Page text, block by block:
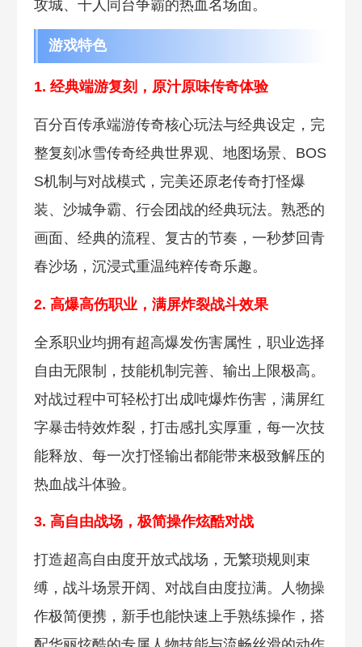
攻城、千人同台争霸的热血名场面。
游戏特色
1. 经典端游复刻，原汁原味传奇体验
百分百传承端游传奇核心玩法与经典设定，完
整复刻冰雪传奇经典世界观、地图场景、BOS
S机制与对战模式，完美还原老传奇打怪爆
装、沙城争霸、行会团战的经典玩法。熟悉的
画面、经典的流程、复古的节奏，一秒梦回青
春沙场，沉浸式重温纯粹传奇乐趣。
2. 高爆高伤职业，满屏炸裂战斗效果
全系职业均拥有超高爆发伤害属性，职业选择
自由无限制，技能机制完善、输出上限极高。
对战过程中可轻松打出成吨爆炸伤害，满屏红
字暴击特效炸裂，打击感扎实厚重，每一次技
能释放、每一次打怪输出都能带来极致解压的
热血战斗体验。
3. 高自由战场，极简操作炫酷对战
打造超高自由度开放式战场，无繁琐规则束
缚，战斗场景开阔、对战自由度拉满。人物操
作极简便携，新手也能快速上手熟练操作，搭